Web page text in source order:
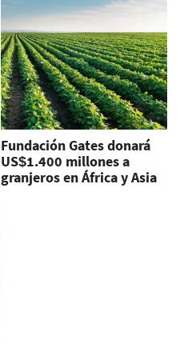
Fundación Gates donará
US$1.400 millones a
granjeros en África y Asia